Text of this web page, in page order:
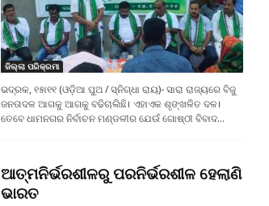
ଜିଲ୍ଲା ପରିକ୍ରମା
ଭଦ୍ରକ, ୧୫ା୧୧ (ଓଡ଼ିଆ ପୁଅ / ସ୍ନିଗ୍ଧା ରାୟ)- ସାରା ରାଜ୍ୟରେ ବିଜୁ
ଜନତାଦଳ ଆଗକୁ ଆଗକୁ ବଢିଚାଲିଛି। ଏହାଏକ ଶୃଙ୍ଖଳିତ ଦଳ।
ତେବେ ଧାମନଗର ନିର୍ବାଚନ ମଣ୍ଡଳୀର ଯେଉଁ ଗୋଷ୍ଠୀ ବିବାଦ...
ଆତ୍ମନିର୍ଭରଶୀଳରୁ ପରନିର୍ଭରଶୀଳ ହେଲାଣି
ଭାରତ